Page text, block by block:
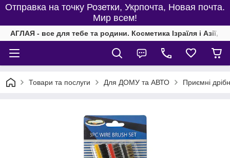
Отправка на точку Розетки, Укрпочта, Новая почта.
Мир всем!
АГЛАЯ - все для тебе та родини. Косметика Ізраїля і Азії,
Товари та послуги Для ДОМУ та АВТО Приємні